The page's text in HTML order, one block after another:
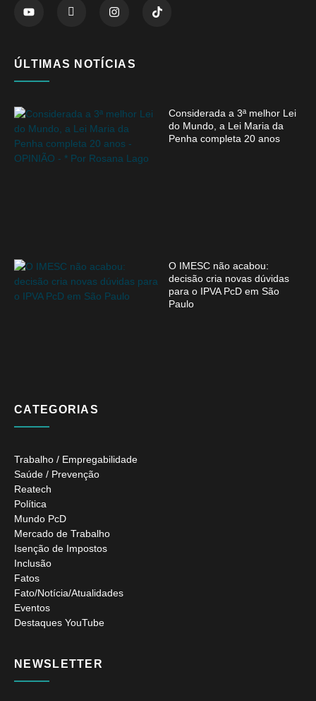
ÚLTIMAS NOTÍCIAS
Considerada a 3ª melhor Lei
do Mundo, a Lei Maria da
Penha completa 20 anos
O IMESC não acabou:
decisão cria novas dúvidas
para o IPVA PcD em São
Paulo
CATEGORIAS
Trabalho / Empregabilidade
Saúde / Prevenção
Reatech
Política
Mundo PcD
Mercado de Trabalho
Isenção de Impostos
Inclusão
Fatos
Fato/Notícia/Atualidades
Eventos
Destaques YouTube
NEWSLETTER